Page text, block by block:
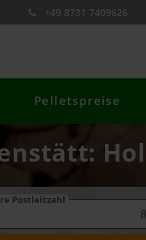
+49 8731 7409626
Pelletspreise
Postleitzahl